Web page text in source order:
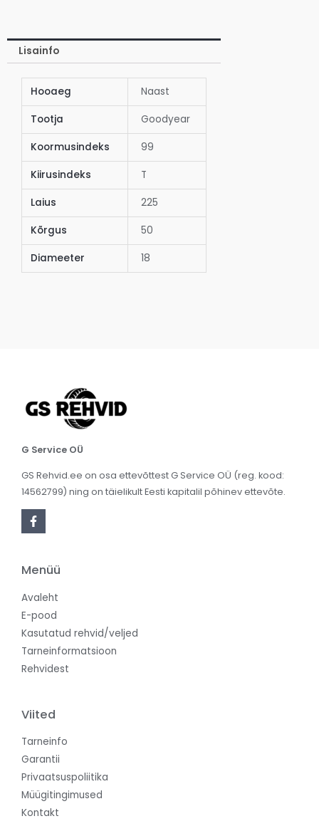
Lisainfo
Hooaeg Naast
Tootja Goodyear
Koormusindeks 99
Kiirusindeks T
Laius 225
Kõrgus 50
Diameeter 18
G Service OÜ
GS Rehvid.ee on osa ettevõttest G Service OÜ (reg. kood:
14562799) ning on täielikult Eesti kapitalil põhinev ettevõte.
Menüü
Avaleht
E-pood
Kasutatud rehvid/veljed
Tarneinformatsioon
Rehvidest
Viited
Tarneinfo
Garantii
Privaatsuspoliitika
Müügitingimused
Kontakt